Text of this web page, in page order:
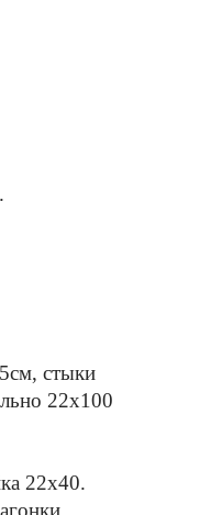
стыки
22х100
22х40.